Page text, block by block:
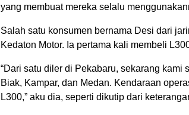
yang membuat mereka selalu
Salah satu konsumen bernama Desi dari
Kedaton Motor. Ia pertama kali membeli
“Dari satu diler di Pekabaru, sekarang kami
Biak, Kampar, dan Medan. Kendaraan
L300,” aku dia, seperti dikutip dari